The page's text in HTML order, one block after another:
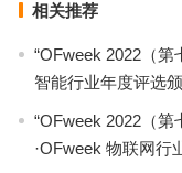
相关推荐
“OFweek 2022（第
智能行业年度评选
“OFweek 2022（第
·OFweek 物联网行